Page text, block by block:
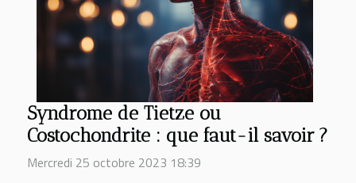
Syndrome de Tietze ou
Costochondrite : que faut-il savoir ?
Mercredi 25 octobre 2023 18:39